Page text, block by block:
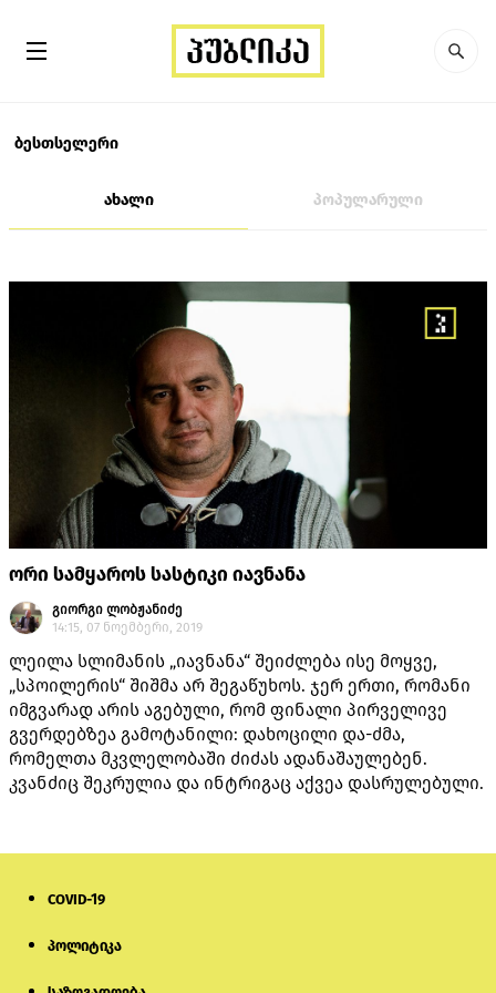
ბესთსელერი
ახალი პოპულარული
ორი სამყაროს სასტიკი იავნანა
გიორგი ლობჟანიძე
14:15, 07 ნოემბერი, 2019
ლეილა სლიმანის „იავნანა“ შეიძლება ისე მოყვე,
„სპოილერის“ შიშმა არ შეგაწუხოს. ჯერ ერთი, რომანი
იმგვარად არის აგებული, რომ ფინალი პირველივე
გვერდებზეა გამოტანილი: დახოცილი და-ძმა,
რომელთა მკვლელობაში ძიძას ადანაშაულებენ.
კვანძიც შეკრულია და ინტრიგაც აქვეა დასრულებული.
COVID-19
პოლიტიკა